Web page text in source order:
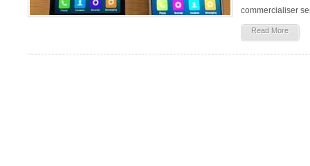
commercialiser
Read More